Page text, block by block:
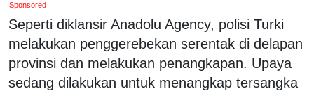
Sponsored
Seperti diklansir Anadolu Agency, polisi Turki
melakukan penggerebekan serentak di delapan
provinsi dan melakukan penangkapan. Upaya
sedang dilakukan untuk menangkap tersangka